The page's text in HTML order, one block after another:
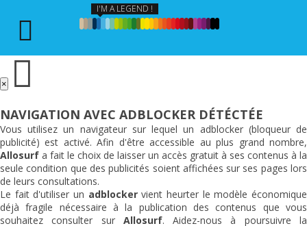
I'M A LEGEND !
×
NAVIGATION AVEC ADBLOCKER DÉTÉCTÉE
Vous utilisez un navigateur sur lequel un adblocker (bloqueur de
publicité) est activé. Afin d'être accessible au plus grand nombre,
Allosurf a fait le choix de laisser un accès gratuit à ses contenus à la
seule condition que des publicités soient affichées sur ses pages lors
de leurs consultations.
Le fait d'utiliser un adblockervient heurter le modèle économique
déjà fragile nécessaire à la publication des contenus que vous
souhaitez consulter sur Allosurf. Aidez-nous à poursuivre la